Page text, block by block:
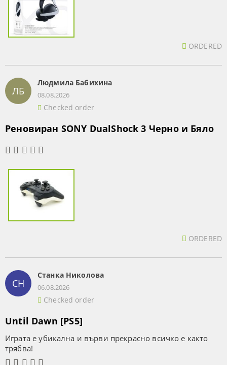
ORDERED
ЛБ
Людмила Бабихина
08.08.2026
Checked order
Реновиран SONY DualShock 3 Черно и Бяло
ORDERED
СН
Станка Николова
06.08.2026
Checked order
Until Dawn [PS5]
Играта е убикална и върви прекрасно всичко е както
трябва!